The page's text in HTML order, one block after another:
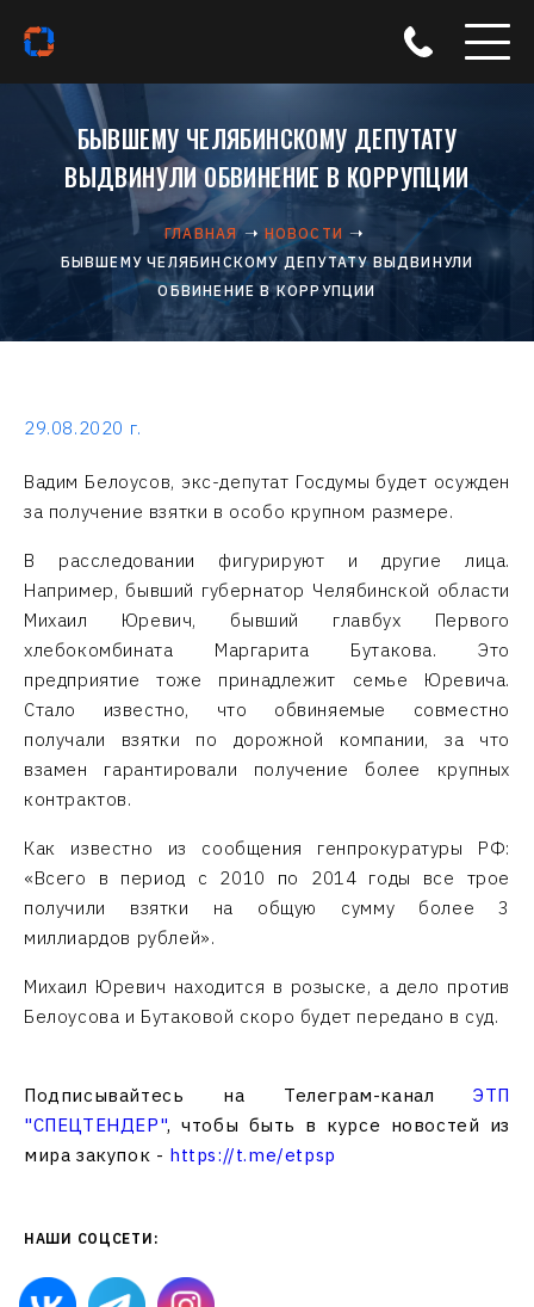
БЫВШЕМУ ЧЕЛЯБИНСКОМУ ДЕПУТАТУ
ВЫДВИНУЛИ ОБВИНЕНИЕ В КОРРУПЦИИ
ГЛАВНАЯ
НОВОСТИ
БЫВШЕМУ ЧЕЛЯБИНСКОМУ ДЕПУТАТУ ВЫДВИНУЛИ
ОБВИНЕНИЕ В КОРРУПЦИИ
29.08.2020 г.
Вадим Белоусов, экс-депутат Госдумы будет осужден
за получение взятки в особо крупном размере.
В расследовании фигурируют и другие лица.
Например, бывший губернатор Челябинской области
Михаил Юревич, бывший главбух Первого
хлебокомбината Маргарита Бутакова. Это
предприятие тоже принадлежит семье Юревича.
Стало известно, что обвиняемые совместно
получали взятки по дорожной компании, за что
взамен гарантировали получение более крупных
контрактов.
Как известно из сообщения генпрокуратуры РФ:
«Всего в период с 2010 по 2014 годы все трое
получили взятки на общую сумму более 3
миллиардов рублей».
Михаил Юревич находится в розыске, а дело против
Белоусова и Бутаковой скоро будет передано в суд.
Подписывайтесь на Телеграм-каналЭТП
"СПЕЦТЕНДЕР", чтобы быть в курсе новостей из
мира закупок - https://t.me/etpsp
НАШИ СОЦСЕТИ: